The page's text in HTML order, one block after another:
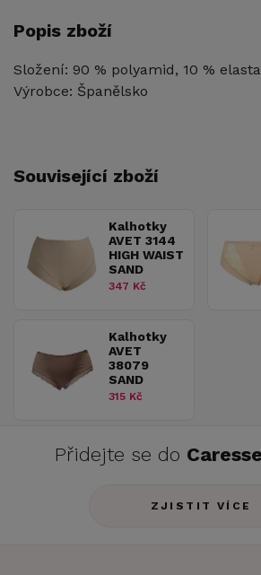
Popis zboží
Složení: 90 % polyamid, 10 %
Výrobce: Španělsko
Související zboží
Kalhotky
AVET 3144
HIGH WAIST
SAND
347 Kč
Kalhotky
AVET
38079
SAND
315 Kč
Přidejte se do
ZJISTIT VÍCE